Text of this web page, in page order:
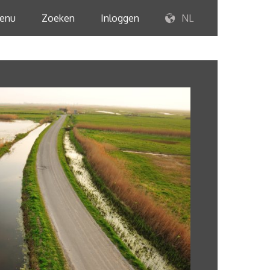
Zoeken Inloggen NL